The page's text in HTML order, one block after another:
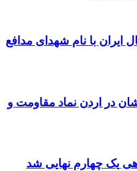
ایران با نام شهدای مدافع
در اردن نماد مقاومت و
یک چهارم نهایی شد